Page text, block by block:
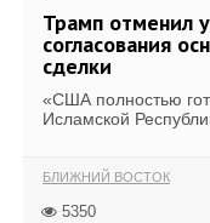
Трамп отменил
согласования
сделки
«США полностью
Исламской
БЛИЖНИЙ ВОСТОК
5350